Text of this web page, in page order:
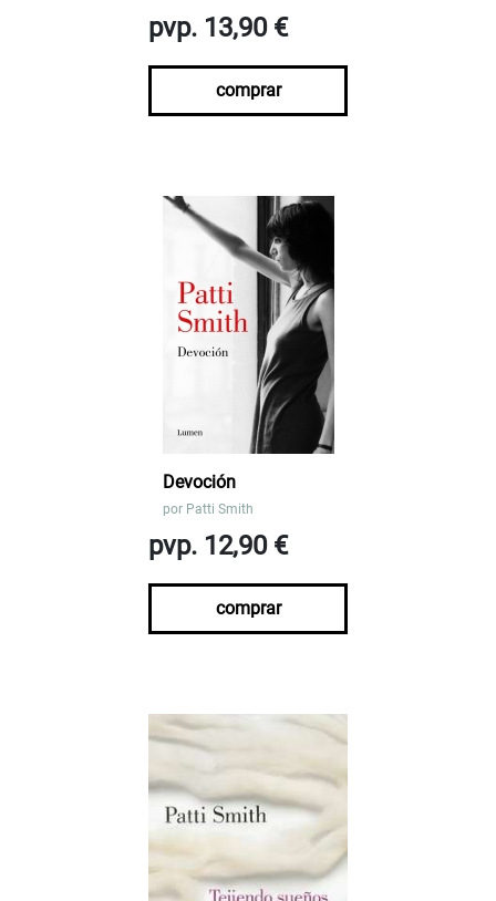
pvp. 13,90 €
comprar
Devoción
por Patti Smith
pvp. 12,90 €
comprar